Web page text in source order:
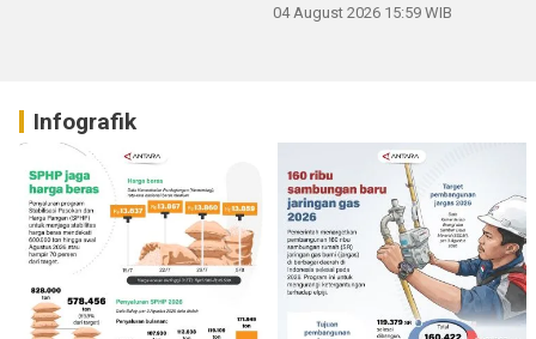
04 August 2026 15:59 WIB
Infografik